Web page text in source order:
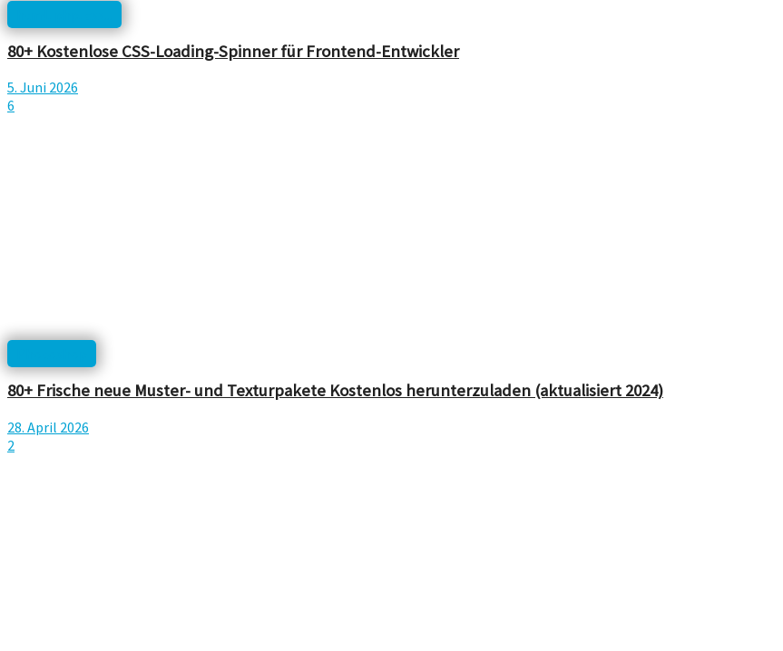
80+ Kostenlose CSS-Loading-Spinner für Frontend-Entwickler
5. Juni 2026
6
80+ Frische neue Muster- und Texturpakete Kostenlos herunterzuladen (aktualisiert 2024)
28. April 2026
2